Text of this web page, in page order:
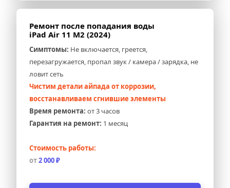
Ремонт после попадания воды
iPad Air 11 M2 (2024)
Симптомы: Не включается, греется,
перезагружается, пропал звук / камера / зарядка, не
ловит сеть
Чистим детали айпада от коррозии,
восстанавливаем сгнившие элементы
Время ремонта: от 3 часов
Гарантия на ремонт: 1 месяц
Стоимость работы:
от 2 000 ₽